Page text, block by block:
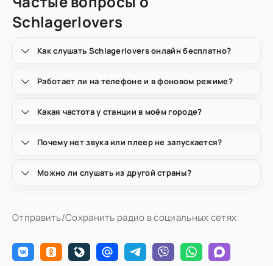
Schlagerlovers
Как слушать Schlagerlovers онлайн бесплатно?
Работает ли на телефоне и в фоновом режиме?
Какая частота у станции в моём городе?
Почему нет звука или плеер не запускается?
Можно ли слушать из другой страны?
Отправить/Сохранить радио в социальных сетях: